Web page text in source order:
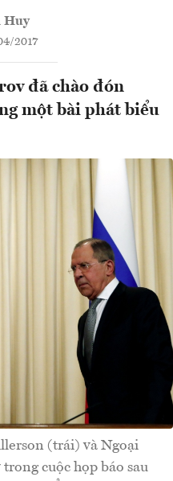
Huy
2017
đã chào đón
một bài phát biểu
(trái) và Ngoại
cuộc họp báo sau